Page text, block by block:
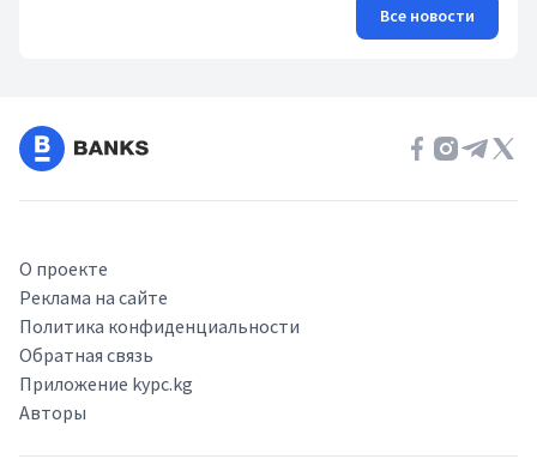
Все новости
О проекте
Реклама на сайте
Политика конфиденциальности
Обратная связь
Приложение kypc.kg
Авторы